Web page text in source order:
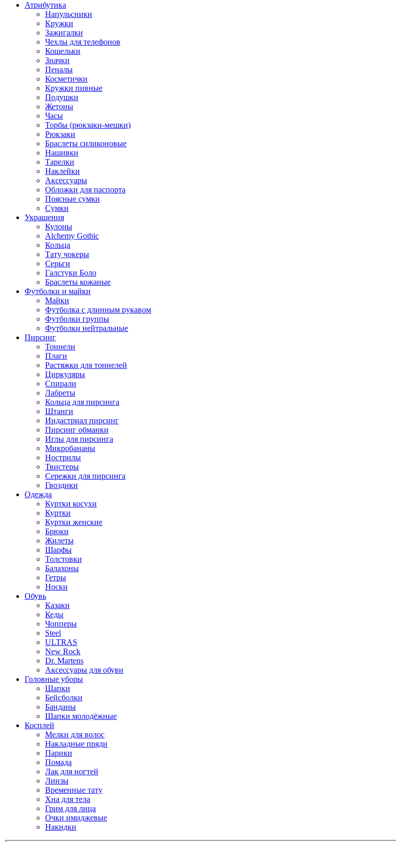
Атрибутика
Напульсники
Кружки
Зажигалки
Чехлы для телефонов
Кошельки
Значки
Пеналы
Косметички
Кружки пивные
Подушки
Жетоны
Часы
Торбы (рюкзаки-мешки)
Рюкзаки
Браслеты силиконовые
Нашивки
Тарелки
Наклейки
Аксессуары
Обложки для паспорта
Поясные сумки
Сумки
Украшения
Кулоны
Alchemy Gothic
Кольца
Тату чокеры
Серьги
Галстуки Боло
Браслеты кожаные
Футболки и майки
Майки
Футболка с длинным рукавом
Футболки группы
Футболки нейтральные
Пирсинг
Тоннели
Плаги
Растяжки для тоннелей
Циркуляры
Спирали
Лабреты
Кольца для пирсинга
Штанги
Индастриал пирсинг
Пирсинг обманки
Иглы для пирсинга
Микробананы
Нострилы
Твистеры
Сережки для пирсинга
Гвоздики
Одежда
Куртки косухи
Куртки
Куртки женские
Брюки
Жилеты
Шарфы
Толстовки
Балахоны
Гетры
Носки
Обувь
Казаки
Кеды
Чопперы
Steel
ULTRAS
New Rock
Dr. Martens
Аксессуары для обуви
Головные уборы
Шапки
Бейсболки
Банданы
Шапки молодёжные
Косплей
Мелки для волос
Накладные пряди
Парики
Помада
Лак для ногтей
Линзы
Временные тату
Хна для тела
Грим для лица
Очки имиджевые
Накидки